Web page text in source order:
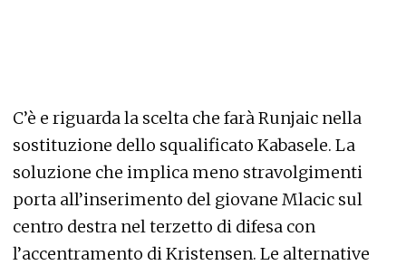
C’è e riguarda la scelta che farà Runjaic nella
sostituzione dello squalificato Kabasele. La
soluzione che implica meno stravolgimenti
porta all’inserimento del giovane Mlacic sul
centro destra nel terzetto di difesa con
l’accentramento di Kristensen. Le alternative